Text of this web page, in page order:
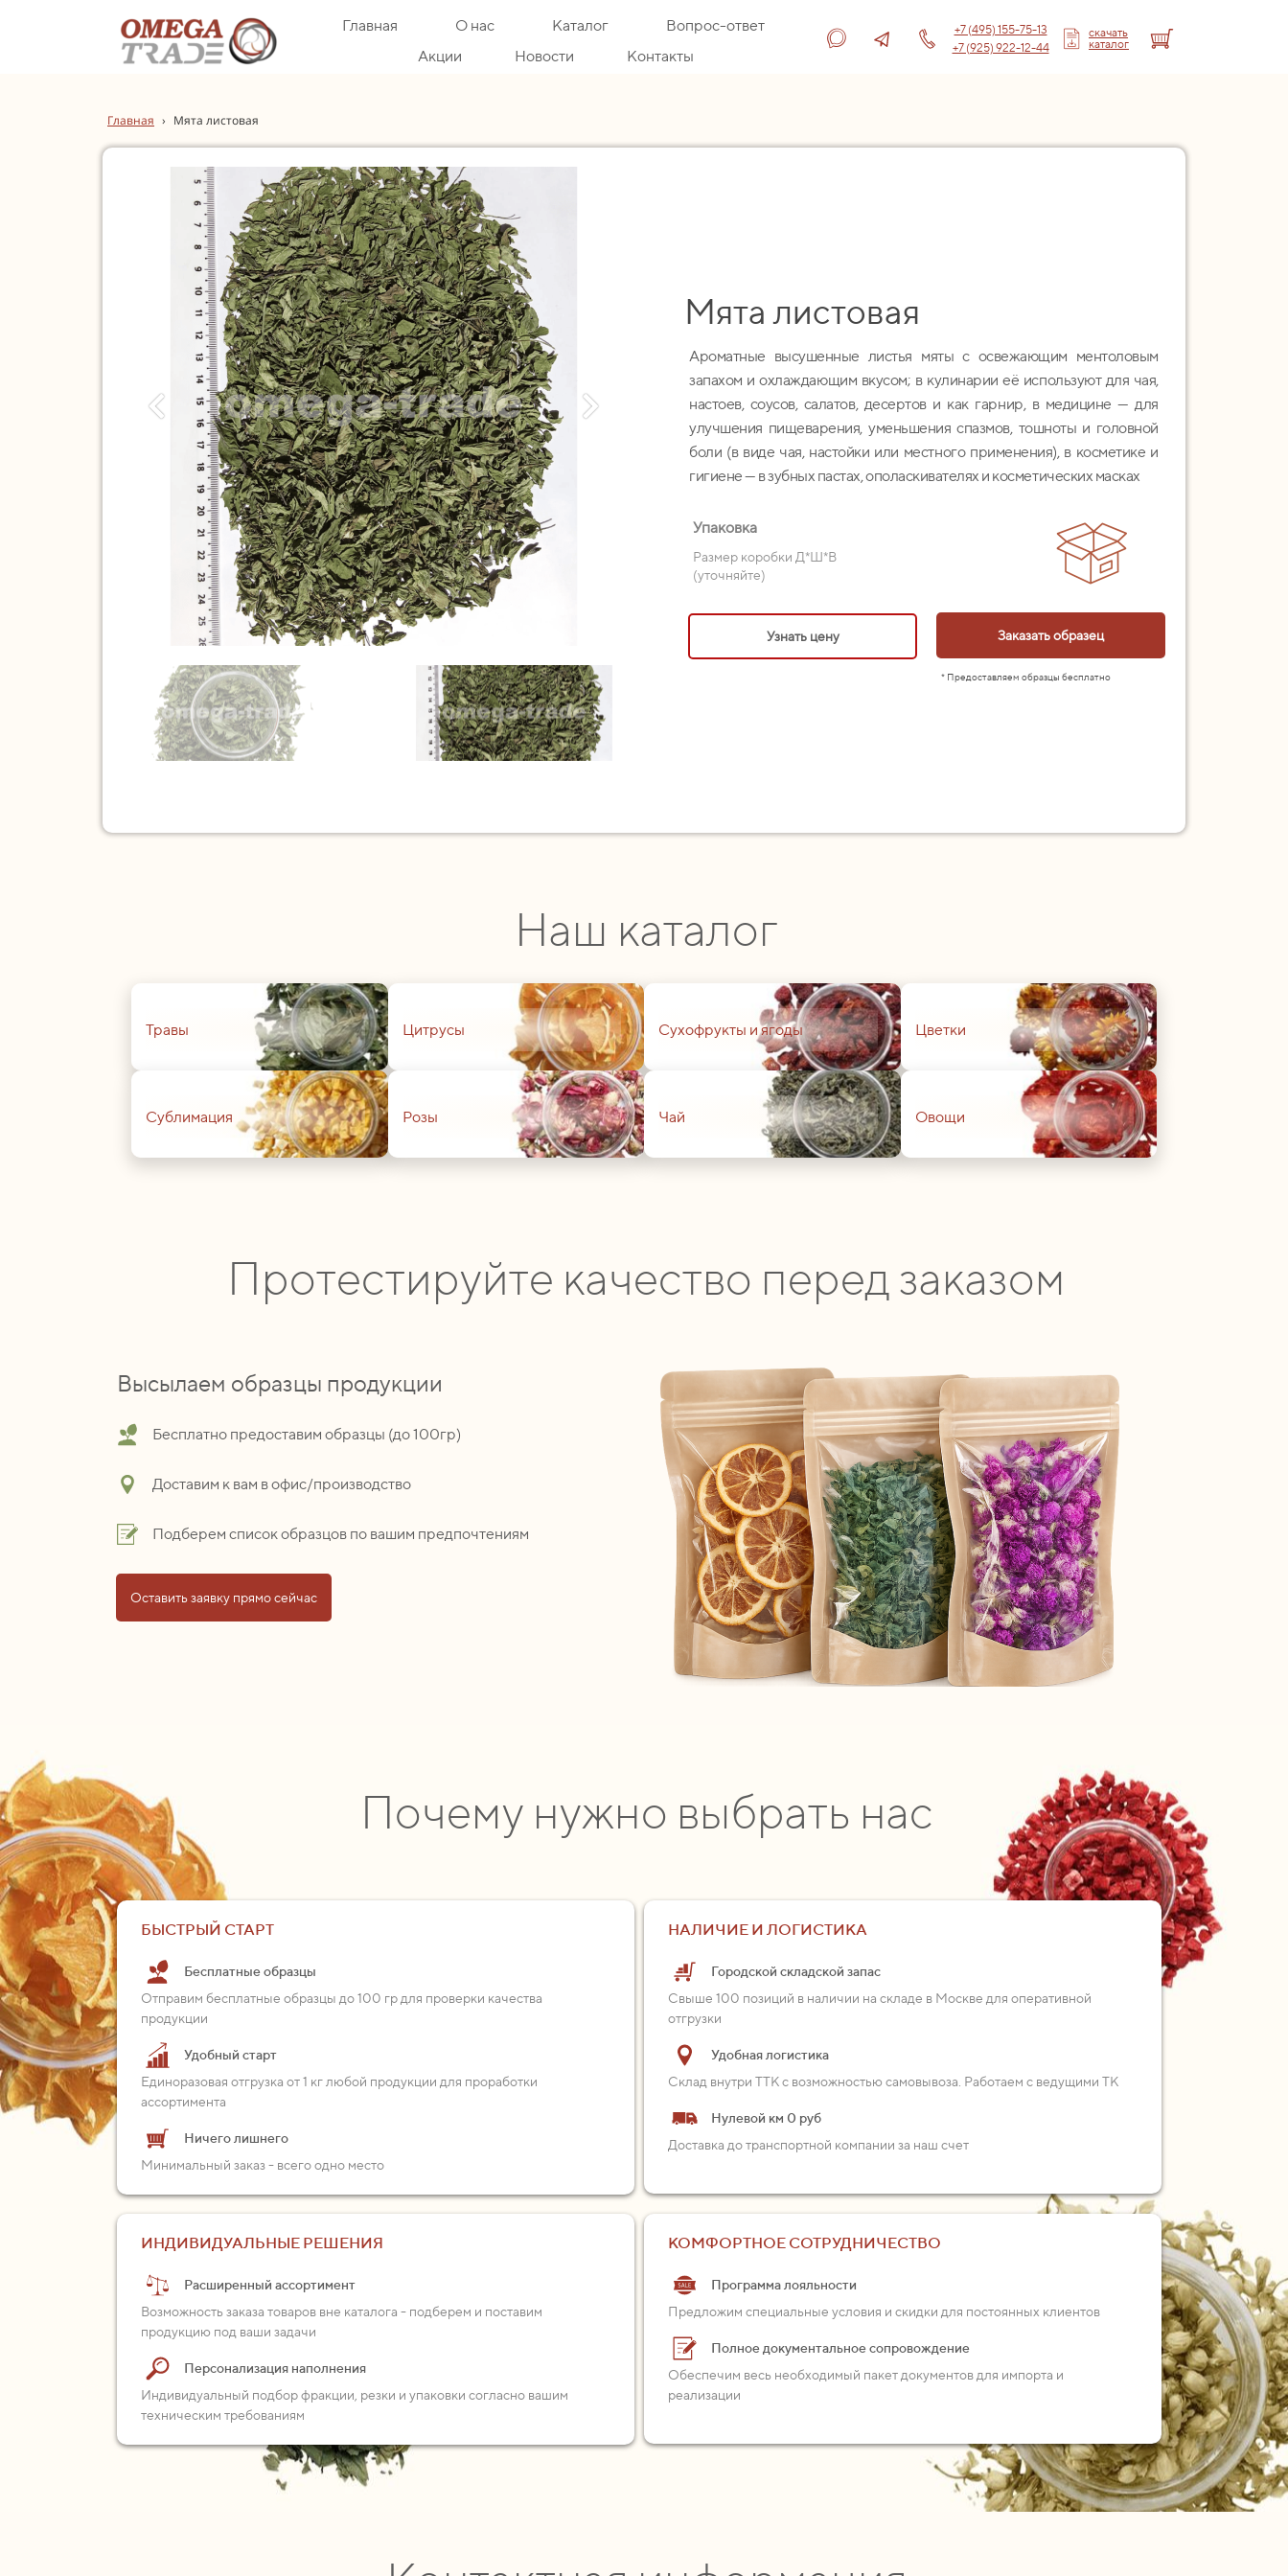
Главная О нас Каталог
Вопрос-ответ
Акции
Новости Контакты
+7 (495) 155-75-13
+7 (925) 922-12-44
скачать
каталог
Главная › Мята листовая
Мята листовая
Ароматные высушенные листья мяты с освежающим ментоловым
запахом и охлаждающим вкусом; в кулинарии её используют для чая,
настоев, соусов, салатов, десертов и как гарнир, в медицине — для
улучшения пищеварения, уменьшения спазмов, тошноты и головной
боли (в виде чая, настойки или местного применения), в косметике и
гигиене — в зубных пастах, ополаскивателях и косметических масках
Упаковка
Размер коробки Д*Ш*В
(уточняйте)
Узнать цену Заказать образец
* Предоставляем образцы бесплатно
Наш каталог
Травы Цитрусы Сухофрукты и ягоды Цветки
Сублимация Розы Чай Овощи
Протестируйте качество перед заказом
Высылаем образцы продукции
Бесплатно предоставим образцы (до 100гр)
Доставим к вам в офис/производство
Подберем список образцов по вашим предпочтениям
Оставить заявку прямо сейчас
Почему нужно выбрать нас
БЫСТРЫЙ СТАРТ
Бесплатные образцы
Отправим бесплатные образцы до 100 гр для проверки качества
продукции
Удобный старт
Единоразовая отгрузка от 1 кг любой продукции для проработки
ассортимента
Ничего лишнего
Минимальный заказ - всего одно место
НАЛИЧИЕ И ЛОГИСТИКА
Городской складской запас
Свыше 100 позиций в наличии на складе в Москве для оперативной
отгрузки
Удобная логистика
Склад внутри ТТК с возможностью самовывоза. Работаем с ведущими ТК
Нулевой км 0 руб
Доставка до транспортной компании за наш счет
ИНДИВИДУАЛЬНЫЕ РЕШЕНИЯ
Расширенный ассортимент
Возможность заказа товаров вне каталога - подберем и поставим
продукцию под ваши задачи
Персонализация наполнения
Индивидуальный подбор фракции, резки и упаковки согласно вашим
техническим требованиям
КОМФОРТНОЕ СОТРУДНИЧЕСТВО
Программа лояльности
Предложим специальные условия и скидки для постоянных клиентов
Полное документальное сопровождение
Обеспечим весь необходимый пакет документов для импорта и
реализации